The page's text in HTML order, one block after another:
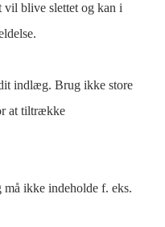
blive slettet og kan i
indlæg. Brug ikke store
at tiltrække
ikke indeholde f. eks.